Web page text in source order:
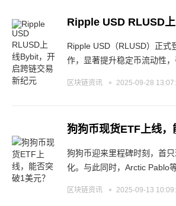
Ripple USD RLUSD
Ripple USD（RLUSD）正式
作，显著提升稳定币流动性
区块链资讯 2025-09-28
狗狗币现货ETF上线，
狗狗币迎来里程碑时刻，首
化。与此同时，Arctic Pablo
区块链资讯 2025-09-13